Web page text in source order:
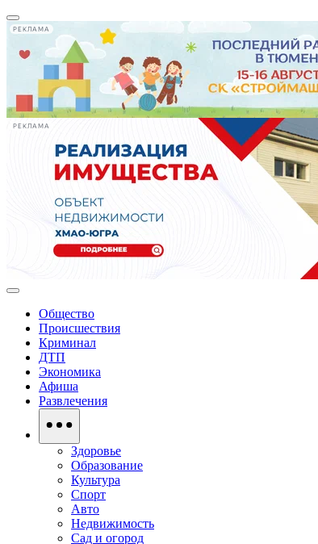
РЕКЛАМА
РЕКЛАМА
Общество
Происшествия
Криминал
ДТП
Экономика
Афиша
Развлечения
Здоровье
Образование
Культура
Спорт
Авто
Недвижимость
Сад и огород